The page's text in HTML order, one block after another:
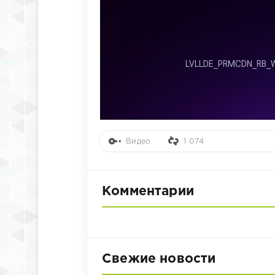
Видео 1 074
Комментарии
Свежие новости